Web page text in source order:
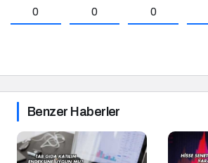
0 0 0
Benzer Haberler